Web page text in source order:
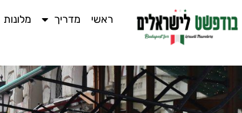
ראשי מדריך מלונות